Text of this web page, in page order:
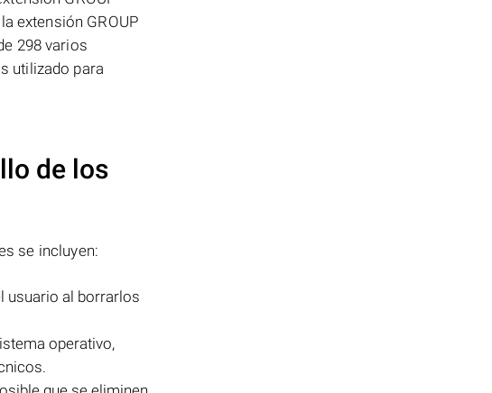
extensión GROUP
298 varios
utilizado para
de los
se incluyen:
usuario al borrarlos
operativo,